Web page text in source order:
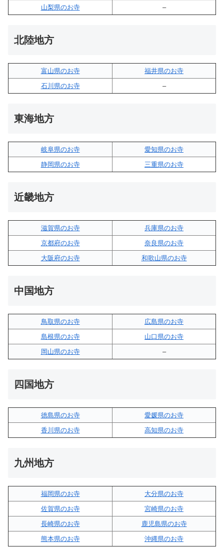
山梨県のお寺
–
北陸地方
富山県のお寺
福井県のお寺
石川県のお寺
–
東海地方
岐阜県のお寺
愛知県のお寺
静岡県のお寺
三重県のお寺
近畿地方
滋賀県のお寺
兵庫県のお寺
京都府のお寺
奈良県のお寺
大阪府のお寺
和歌山県のお寺
中国地方
鳥取県のお寺
広島県のお寺
島根県のお寺
山口県のお寺
岡山県のお寺
–
四国地方
徳島県のお寺
愛媛県のお寺
香川県のお寺
高知県のお寺
九州地方
福岡県のお寺
大分県のお寺
佐賀県のお寺
宮崎県のお寺
長崎県のお寺
鹿児島県のお寺
熊本県のお寺
沖縄県のお寺